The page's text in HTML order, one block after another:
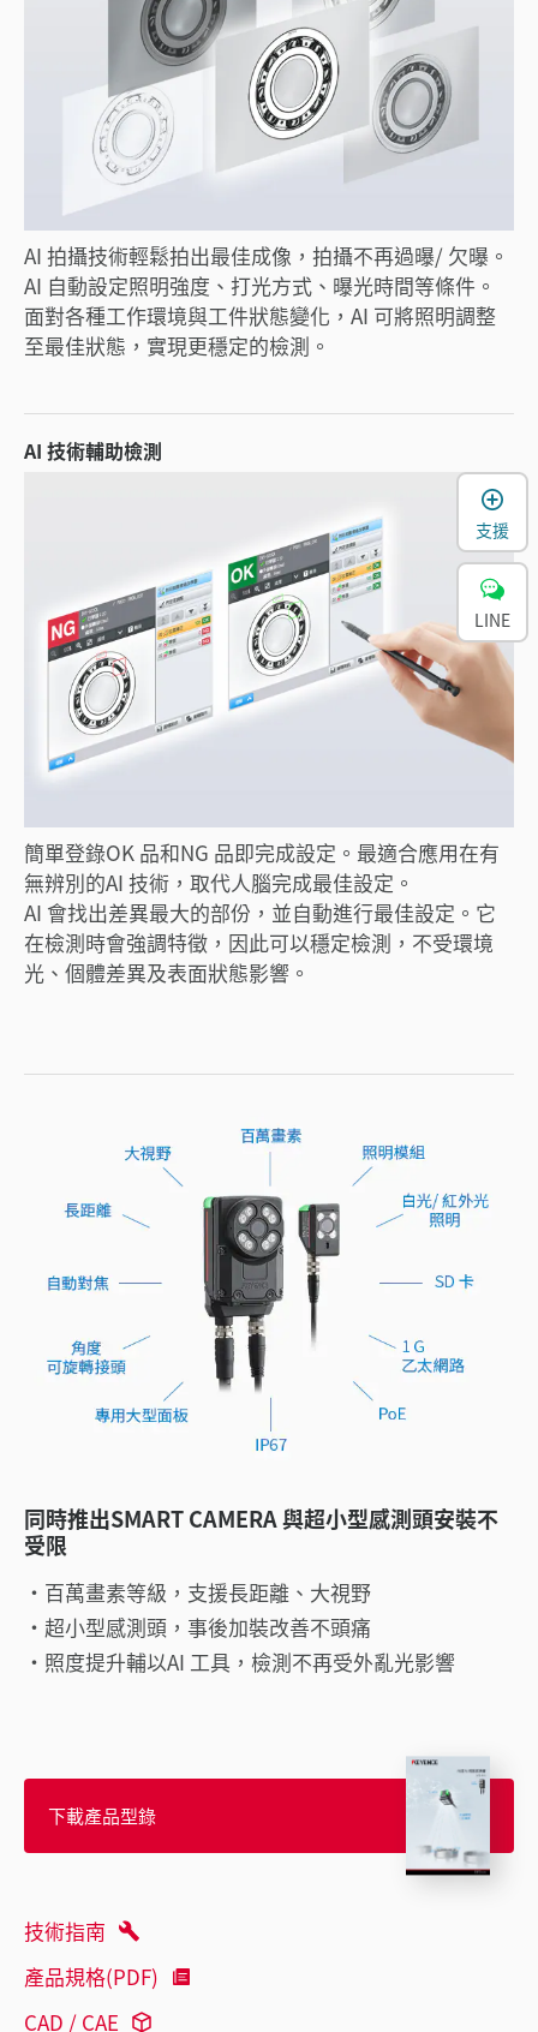
AI 拍攝技術輕鬆拍出最佳成像，拍攝不再過曝/ 欠曝。
AI 自動設定照明強度、打光方式、曝光時間等條件。
面對各種工作環境與工件狀態變化，AI 可將照明調整
至最佳狀態，實現更穩定的檢測。
AI 技術輔助檢測
簡單登錄OK 品和NG 品即完成設定。最適合應用在有
無辨別的AI 技術，取代人腦完成最佳設定。
AI 會找出差異最大的部份，並自動進行最佳設定。它
在檢測時會強調特徵，因此可以穩定檢測，不受環境
光、個體差異及表面狀態影響。
同時推出SMART CAMERA 與超小型感測頭安裝不
受限
百萬畫素等級，支援長距離、大視野
超小型感測頭，事後加裝改善不頭痛
照度提升輔以AI 工具，檢測不再受外亂光影響
下載產品型錄
技術指南
產品規格(PDF)
CAD / CAE
支援
LINE